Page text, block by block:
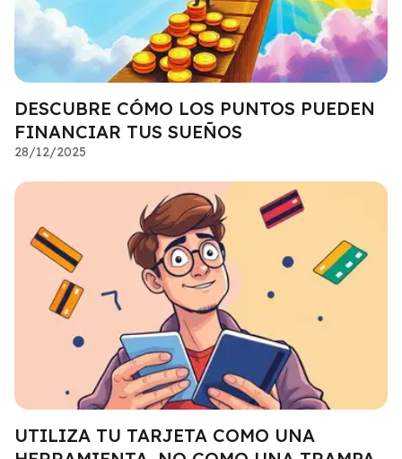
DESCUBRE CÓMO LOS PUNTOS PUEDEN
FINANCIAR TUS SUEÑOS
28/12/2025
UTILIZA TU TARJETA COMO UNA